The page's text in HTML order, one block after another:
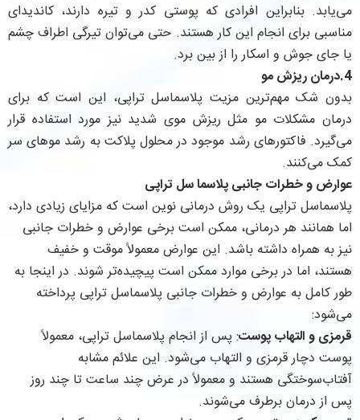
می‌یابد. بنابراین افرادی که پوستی کدر و تیره دارند، کاندیدای
مناسبی برای انجام این کار هستند. حتی می‌توان تیرگی اطراف چشم
یا جای جوش و اسکار را از بین برد.
4.درمان ریزش مو
بدون شک مهم‌ترین مزیت پلاسماسل تراپی، این است که برای
درمان مشکلات مو مثل ریزش موی شدید نیز مورد استفاده قرار
می‌گیرد. فاکتورهای رشد موجود در محلول پلاکت به رشد موهای سر
کمک می‌کنند.
عوارض و خطرات جانبی پلاسما سل تراپی
پلاسماسل تراپی یک روش درمانی نوین است که مزایای زیادی دارد،
اما همانند هر درمانی، ممکن است برخی عوارض و خطرات جانبی
نیز به همراه داشته باشد. این عوارض معمولاً موقت و خفیف
هستند، اما در برخی موارد ممکن است پیچیده‌تر شوند. در اینجا به
طور کامل به عوارض و خطرات جانبی پلاسماسل تراپی پرداخته
می‌شود:
قرمزی و التهاب پوست: پس از انجام پلاسماسل تراپی، معمولاً
پوست دچار قرمزی و التهاب می‌شود. این علائم مشابه
آفتاب‌سوختگی هستند و معمولاً در عرض چند ساعت تا چند روز
پس از درمان برطرف می‌شوند.